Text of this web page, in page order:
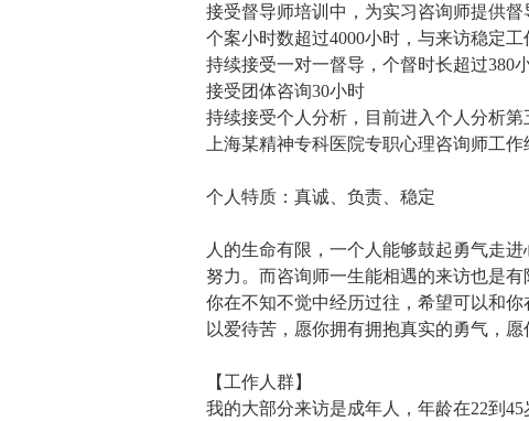
一开始以为的完全不一样？是否能够接
实是更痛的痛苦？这才是一个人的困境
简单的一个因果关系就能概括。一个叫做
极多的经历，用各种关系去把它藏起来
自己目前所呈现的所有状态反而就是在说
师，可以说，所有的人，是用自己的生
下，你有一件自己无比坚信的事情，这
实是自己以为的那样，大概就是这样程
怎样怎样”和“我现在这么痛苦是因为我出
有变化。这个逻辑其实非常简单，如果
为什么做不出来？因为我不懂，一千个
的画，会发生什么变化呢？这里举一个
就有一个决定，这辈子一定要远离父母
接受督导师培训中，为实习咨询师提供督
个案小时数超过4000小时，与来访稳定工
持续接受一对一督导，个督时长超过380
接受团体咨询30小时
持续接受个人分析，目前进入个人分析第
上海某精神专科医院专职心理咨询师工作
个人特质：真诚、负责、稳定
人的生命有限，一个人能够鼓起勇气走
努力。而咨询师一生能相遇的来访也是有
你在不知不觉中经历过往，希望可以和
以爱待苦，愿你拥有拥抱真实的勇气，愿
【工作人群】
我的大部分来访是成年人，年龄在22到